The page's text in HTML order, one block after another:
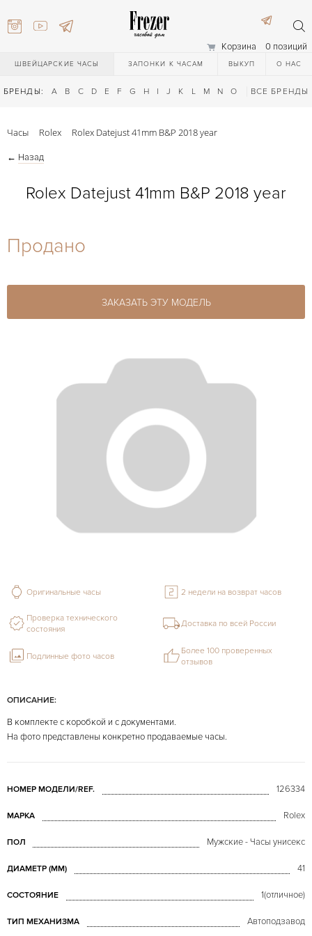
Корзина 0 позиций
ШВЕЙЦАРСКИЕ ЧАСЫ ЗАПОНКИ К ЧАСАМ ВЫКУП О НАС
БРЕНДЫ: A B C D E F G H I J K L M N O Q R S T
ВСЕ БРЕНДЫ
27-44
27-44
Часы Rolex Rolex Datejust 41mm B&P 2018 year
← Назад
Rolex Datejust 41mm B&P 2018 year
Продано
ЗАКАЗАТЬ ЭТУ МОДЕЛЬ
ОПИСАНИЕ:
В комплекте с коробкой и с документами.
На фото представлены конкретно продаваемые часы.
НОМЕР МОДЕЛИ/REF. 126334
МАРКА Rolex
ПОЛ Мужские - Часы унисекс
ДИАМЕТР (MM) 41
СОСТОЯНИЕ 1(отличное)
ТИП МЕХАНИЗМА Автоподзавод
Оригинальные часы 2 недели на возврат часов
Проверка технического
состояния
Доставка по всей России
Подлинные фото часов
Более 100 проверенных
отзывов